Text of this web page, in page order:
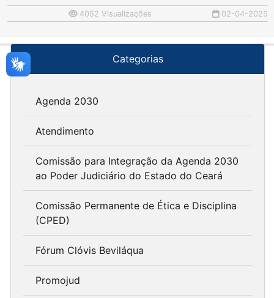
4052 Visualizações 02-04-2025
Categorias
Agenda 2030
Atendimento
Comissão para Integração da Agenda 2030
ao Poder Judiciário do Estado do Ceará
Comissão Permanente de Ética e Disciplina
(CPED)
Fórum Clóvis Beviláqua
Promojud